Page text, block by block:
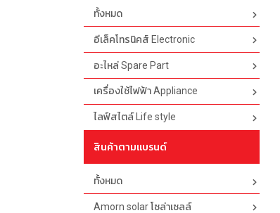
ทั้งหมด
อีเล็คโทรนิคส์ Electronic
อะไหล่ Spare Part
เครื่องใช้ไฟฟ้า Appliance
ไลฟ์สไตล์ Life style
สินค้าตามแบรนด์
ทั้งหมด
Amorn solar โซล่าเซลล์